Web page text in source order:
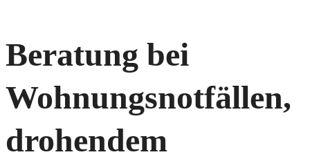
Beratung bei
Wohnungsnotfällen,
drohendem